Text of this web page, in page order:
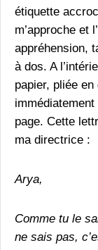
étiquette
m’approche et
appréhension,
à dos. A
papier, pliée
page. Cette
ma directrice :
Arya,
Comme tu le
ne sais pas,